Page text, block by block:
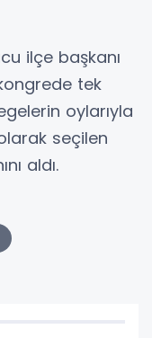
ilçe başkanı
tek
oylarıyla
seçilen
aldı.